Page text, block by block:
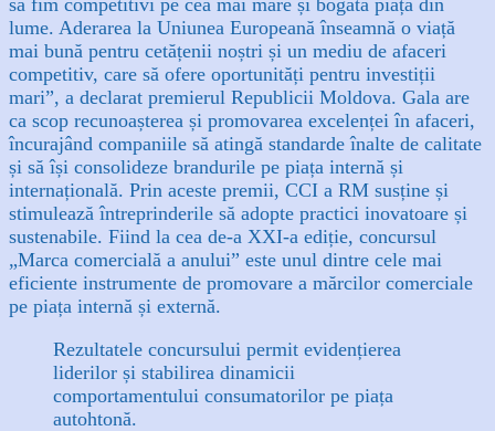
lume. Aderarea la Uniunea Europeană înseamnă o viață
mai bună pentru cetățenii noștri și un mediu de afaceri
competitiv, care să ofere oportunități pentru investiții
mari”, a declarat premierul Republicii Moldova. Gala are
ca scop recunoașterea și promovarea excelenței în afaceri,
încurajând companiile să atingă standarde înalte de calitate
și să își consolideze brandurile pe piața internă și
internațională. Prin aceste premii, CCI a RM susține și
stimulează întreprinderile să adopte practici inovatoare și
sustenabile. Fiind la cea de-a XXI-a ediție, concursul
„Marca comercială a anului” este unul dintre cele mai
eficiente instrumente de promovare a mărcilor comerciale
pe piața internă și externă.
Rezultatele concursului permit evidențierea
liderilor și stabilirea dinamicii
comportamentului consumatorilor pe piața
autohtonă.